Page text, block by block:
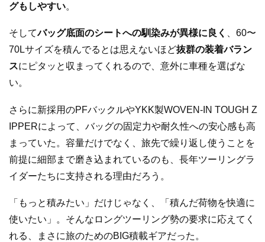
グもしやすい。
そしてバッグ底面のシートへの馴染みが異様に良く
、60〜
70Lサイズを積んでるとは思えないほど抜群の装着バラン
スにピタッと収まってくれるので、意外に車種を選ばな
い。
さらに新採用のPFバックルやYKK製WOVEN-IN TOUGH Z
IPPERによって、バッグの固定力や耐久性への安心感も高
まっていた。容量だけでなく、旅先で繰り返し使うことを
前提に細部まで磨き込まれているのも、長年ツーリングラ
イダーたちに支持される理由だろう。
「もっと積みたい」だけじゃなく、「積んだ荷物を快適に
使いたい」。そんなロングツーリング勢の要求に応えてく
れる、まさに旅のためのBIG積載ギアだった。